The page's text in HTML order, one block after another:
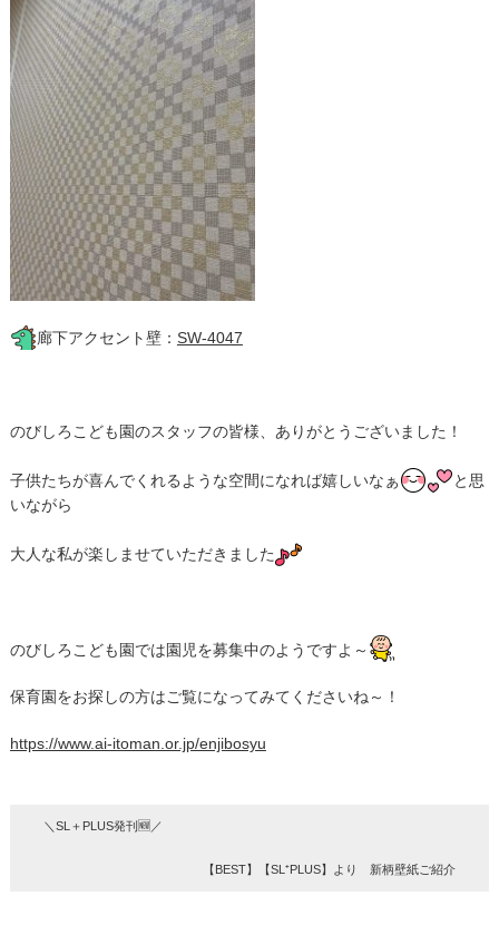
廊下アクセント壁： SW-4047
のびしろこども園のスタッフの皆様、ありがとうございました！
子供たちが喜んでくれるような空間になれば嬉しいなぁ
と思
いながら
大人な私が楽しませていただきました
のびしろこども園では園児を募集中のようですよ～
保育園をお探しの方はご覧になってみてくださいね～！
https://www.ai-itoman.or.jp/enjibosyu
＼SL＋PLUS発刊🆕／
【BEST】【SL⁺PLUS】より 新柄壁紙ご紹介